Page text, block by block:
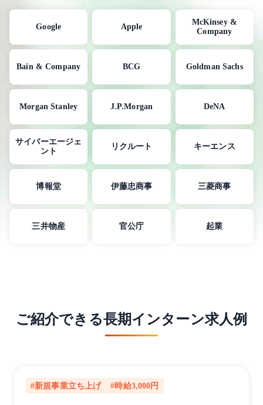
Google Apple
McKinsey &
Company
Bain & Company BCG Goldman Sachs
Morgan Stanley J.P.Morgan DeNA
サイバーエージェ
ント
リクルート キーエンス
博報堂 伊藤忠商事 三菱商事
三井物産 官公庁 起業
ご紹介できる長期インターン求人例
#新規事業立ち上げ #時給3,000円